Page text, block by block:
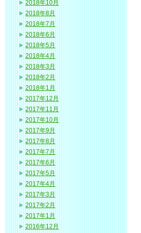
2018年10月
2018年8月
2018年7月
2018年6月
2018年5月
2018年4月
2018年3月
2018年2月
2018年1月
2017年12月
2017年11月
2017年10月
2017年9月
2017年8月
2017年7月
2017年6月
2017年5月
2017年4月
2017年3月
2017年2月
2017年1月
2016年12月